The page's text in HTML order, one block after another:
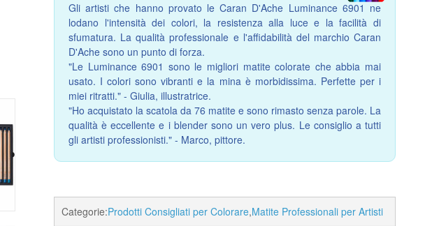
Gli artisti che hanno provato le Caran D'Ache Luminance 6901 ne
lodano l'intensità dei colori, la resistenza alla luce e la facilità di
sfumatura. La qualità professionale e l'affidabilità del marchio Caran
D'Ache sono un punto di forza.
"Le Luminance 6901 sono le migliori matite colorate che abbia mai
usato. I colori sono vibranti e la mina è morbidissima. Perfette per i
miei ritratti." - Giulia, illustratrice.
"Ho acquistato la scatola da 76 matite e sono rimasto senza parole. La
qualità è eccellente e i blender sono un vero plus. Le consiglio a tutti
gli artisti professionisti." - Marco, pittore.
Categorie:Prodotti Consigliati per Colorare,Matite Professionali per Artisti